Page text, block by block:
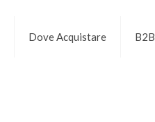
Dove Acquistare B2B